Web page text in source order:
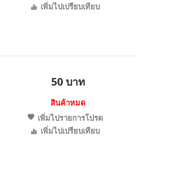
เพิ่มไปเปรียบเทียบ
50 บาท
สินค้าหมด
เพิ่มไปรายการโปรด
เพิ่มไปเปรียบเทียบ